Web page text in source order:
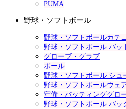
PUMA
野球・ソフトボール
野球・ソフトボールカテ
野球・ソフトボール バッ
グローブ・グラブ
ボール
野球・ソフトボール シュ
野球・ソフトボールウェ
守備・バッティンググロ
野球・ソフトボール バッ